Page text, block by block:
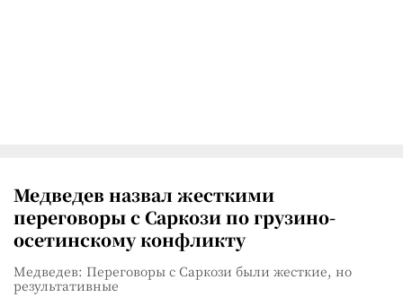
Медведев назвал жесткими
переговоры с Саркози по грузино-
осетинскому конфликту
Медведев: Переговоры с Саркози были жесткие, но
результативные